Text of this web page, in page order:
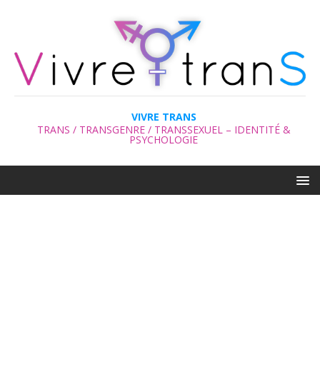
VIVRE TRANS
TRANS / TRANSGENRE / TRANSSEXUEL – IDENTITÉ &
PSYCHOLOGIE